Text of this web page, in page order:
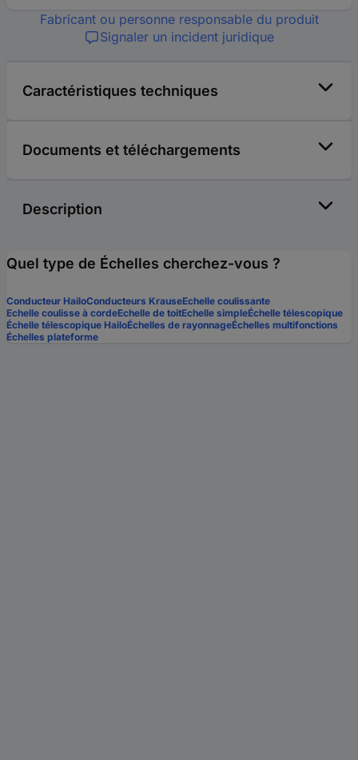
Fabricant ou personne responsable du produit
Signaler un incident juridique
Caractéristiques techniques
Documents et téléchargements
Description
Quel type de Échelles cherchez-vous ?
Conducteur HailoConducteurs KrauseEchelle coulissante
Echelle coulisse à cordeEchelle de toitEchelle simpleÉchelle télescopique
Échelle télescopique HailoÉchelles de rayonnageÉchelles multifonctions
Échelles plateforme